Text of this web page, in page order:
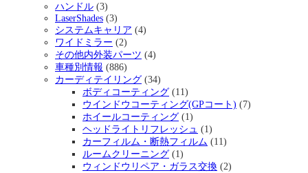
ハンドル (3)
LaserShades (3)
システムキャリア (4)
ワイドミラー (2)
その他内外装パーツ (4)
車種別情報 (886)
カーディテイリング (34)
ボディコーティング (11)
ウインドウコーティング(GPコート) (7)
ホイールコーティング (1)
ヘッドライトリフレッシュ (1)
カーフィルム・断熱フィルム (11)
ルームクリーニング (1)
ウィンドウリペア・ガラス交換 (2)